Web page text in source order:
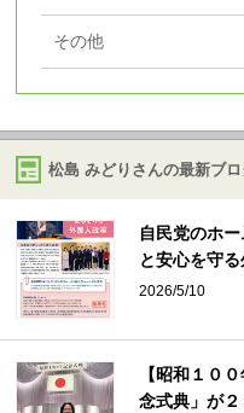
その他
松島 みどりさんの最新ブ
自民党のホ
と安心を守
2026/5/10
【昭和１０
念式典」が